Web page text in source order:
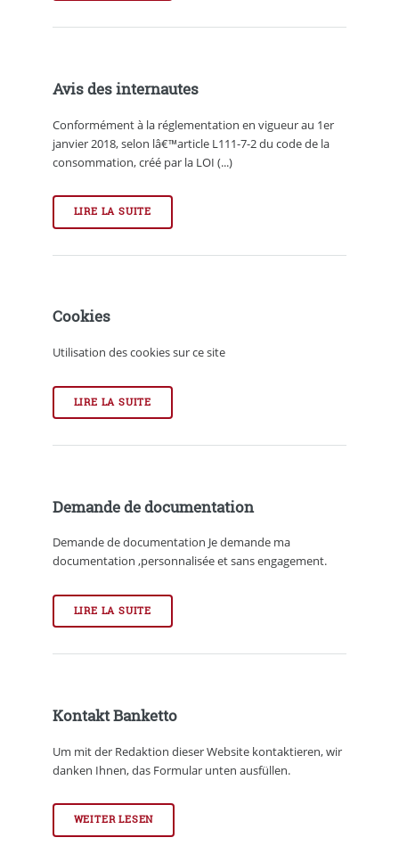
Avis des internautes
Conformément à la réglementation en vigueur au 1er
janvier 2018, selon lâ€™article L111-7-2 du code de la
consommation, créé par la LOI (...)
LIRE LA SUITE
Cookies
Utilisation des cookies sur ce site
LIRE LA SUITE
Demande de documentation
Demande de documentation Je demande ma
documentation ,personnalisée et sans engagement.
LIRE LA SUITE
Kontakt Banketto
Um mit der Redaktion dieser Website kontaktieren, wir
danken Ihnen, das Formular unten ausfüllen.
WEITER LESEN